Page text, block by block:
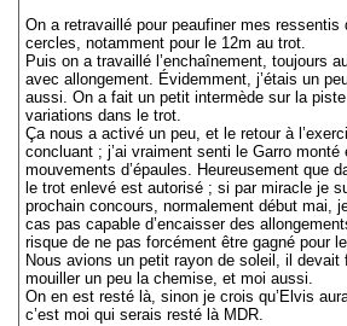
On a retravaillé pour peaufiner mes ressentis
cercles, notamment pour le 12m au trot.
Puis on a travaillé l’enchaînement, toujours
avec allongement. Évidemment, j’étais un
aussi. On a fait un petit intermède sur la
variations dans le trot.
Ça nous a activé un peu, et le retour à
concluant ; j’ai vraiment senti le Garro monté
mouvements d’épaules. Heureusement que
le trot enlevé est autorisé ; si par miracle je
prochain concours, normalement début mai,
cas pas capable d’encaisser des
risque de ne pas forcément être gagné pour
Nous avions un petit rayon de soleil, il devait
mouiller un peu la chemise, et moi aussi.
On en est resté là, sinon je crois qu’Elvis
c’est moi qui serais resté là MDR.